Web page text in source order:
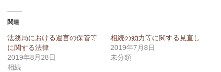
関連
法務局における遺言の保管等
に関する法律
2019年8月28日
相続
相続の効力等に関する見直し
2019年7月8日
未分類